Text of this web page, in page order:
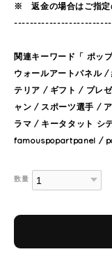
※ 返金の場合はご指定
関連キーワード「 ポッ
ウォールアートパネル
テリア / ギフト / プレ
ャン / スポーツ選手 /
ラマ / キータタット
famouspopartpanel /
数量